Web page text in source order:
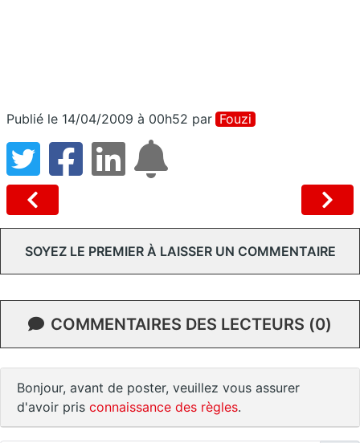
Publié le 14/04/2009 à 00h52 par Fouzi
SOYEZ LE PREMIER À LAISSER UN COMMENTAIRE
COMMENTAIRES DES LECTEURS (0)
Bonjour, avant de poster, veuillez vous assurer
d'avoir pris connaissance des règles.